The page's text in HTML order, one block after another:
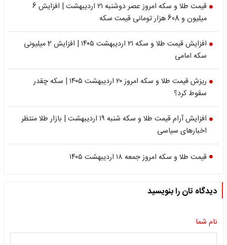
قیمت طلا و سکه امروز عصر دوشنبه ۲۱ اردیبهشت | افزایش 6
میلیون و 608 هزار تومانی قیمت سکه
افزایش قیمت طلا و سکه ۲۱ اردیبهشت ۱۴۰۵ | افزایش 2 میلیونی
سکه امامی
ریزش قیمت طلا و سکه امروز ۲۰ اردیبهشت ۱۴۰۵ | سکه چقدر
سقوط کرد؟
افزایش آرام قیمت طلا و سکه شنبه ۱۹ اردیبهشت | بازار طلا منتظر
اخبارهای سیاسی
قیمت طلا و سکه امروز جمعه ۱۸ اردیبهشت ۱۴۰۵
دیدگاه تان را بنویسید
نام شما